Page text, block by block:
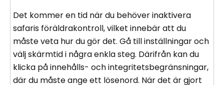
Det kommer en tid när du behöver inaktivera
safaris föräldrakontroll, vilket innebär att du
måste veta hur du gör det. Gå till inställningar och
välj skärmtid i några enkla steg. Därifrån kan du
klicka på innehålls- och integritetsbegränsningar,
där du måste ange ett lösenord. När det är gjort